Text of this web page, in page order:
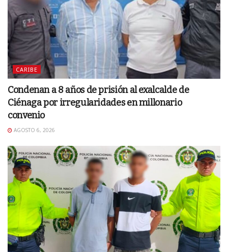
CARIBE
Condenan a 8 años de prisión al exalcalde de
Ciénaga por irregularidades en millonario
convenio
AGOSTO 6, 2026